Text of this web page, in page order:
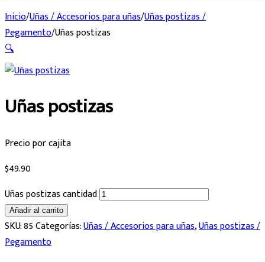
Inicio/Uñas / Accesorios para uñas/Uñas postizas /
Pegamento/Uñas postizas
🔍
Uñas postizas
Precio por cajita
$49.90
Uñas postizas cantidad
Añadir al carrito
SKU:85Categorías:Uñas / Accesorios para uñas,Uñas postizas /
Pegamento